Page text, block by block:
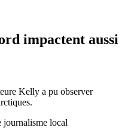
impactent aussi
Kelly a pu observer
local